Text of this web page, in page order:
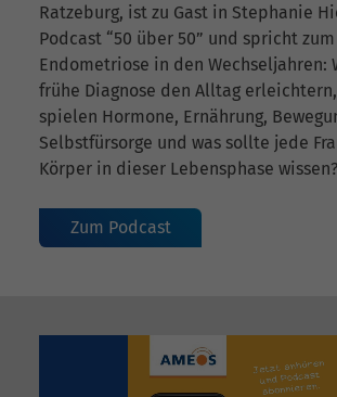
Ratzeburg, ist zu Gast in Stephanie
Podcast “50 über 50” und spricht
Endometriose in den Wechseljahren:
frühe Diagnose den Alltag
spielen Hormone, Ernährung,
Selbstfürsorge und was sollte jede
Körper in dieser Lebensphase wissen?
Zum Podcast